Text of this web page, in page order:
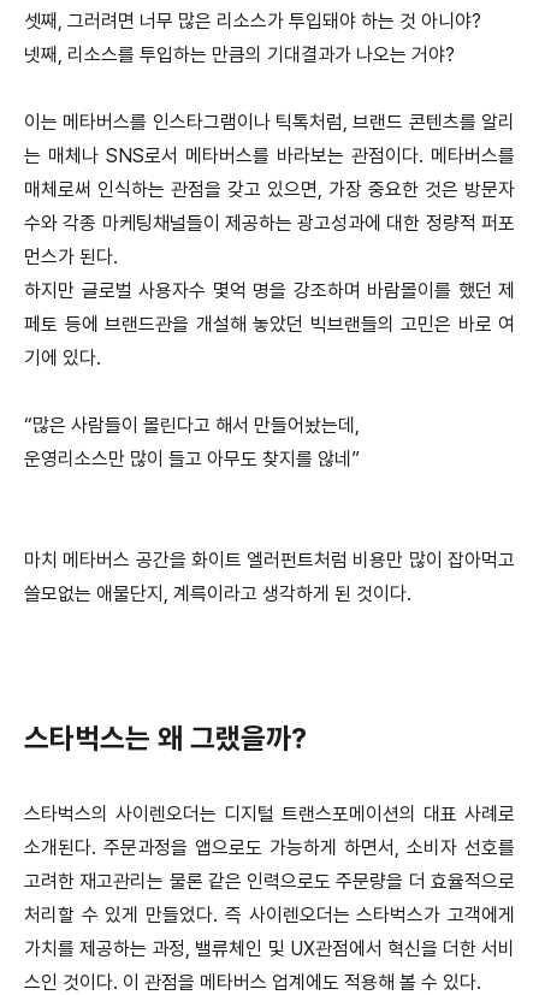
셋째, 그러려면 너무 많은 리소스가 투입돼야 하는 것 아니야?
넷째, 리소스를 투입하는 만큼의 기대결과가 나오는 거야?
이는 메타버스를 인스타그램이나 틱톡처럼, 브랜드 콘텐츠를 알리
는 매체나 SNS로서 메타버스를 바라보는 관점이다. 메타버스를
매체로써 인식하는 관점을 갖고 있으면, 가장 중요한 것은 방문자
수와 각종 마케팅채널들이 제공하는 광고성과에 대한 정량적 퍼포
먼스가 된다.
하지만 글로벌 사용자수 몇억 명을 강조하며 바람몰이를 했던 제
페토 등에 브랜드관을 개설해 놓았던 빅브랜들의 고민은 바로 여
기에 있다.
“많은 사람들이 몰린다고 해서 만들어놨는데,
운영리소스만 많이 들고 아무도 찾지를 않네”
마치 메타버스 공간을 화이트 엘러펀트처럼 비용만 많이 잡아먹고
쓸모없는 애물단지, 계륵이라고 생각하게 된 것이다.
스타벅스는 왜 그랬을까?
스타벅스의 사이렌오더는 디지털 트랜스포메이션의 대표 사례로
소개된다. 주문과정을 앱으로도 가능하게 하면서, 소비자 선호를
고려한 재고관리는 물론 같은 인력으로도 주문량을 더 효율적으로
처리할 수 있게 만들었다. 즉 사이렌오더는 스타벅스가 고객에게
가치를 제공하는 과정, 밸류체인 및 UX관점에서 혁신을 더한 서비
스인 것이다. 이 관점을 메타버스 업계에도 적용해 볼 수 있다.